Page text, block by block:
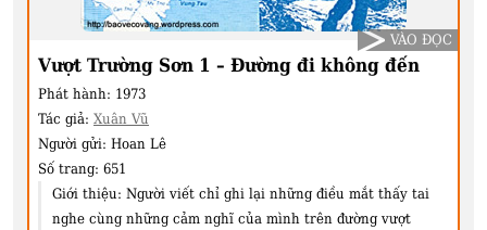
Vượt Trường Sơn 1 – Đường đi không đến
Phát hành: 1973
Tác giả: Xuân Vũ
Người gửi: Hoan Lê
Số trang: 651
Giới thiệu: Người viết chỉ ghi lại những điều mắt thấy tai
nghe cùng những cảm nghĩ của mình trên đường vượt
VÀO ĐỌC